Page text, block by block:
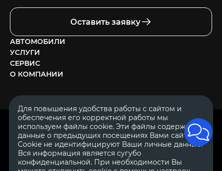
Оставить заявку
АВТОМОБИЛИ
УСЛУГИ
СЕРВИС
О КОМПАНИИ
© 2007—2026 «Диалог Авто» — автосалон. Все права защищены.
Обращаем Ваше внимание на то, что данный Интернет-сайт
носит исключительно информационный характер и ни при
каких условиях не является публичной офертой, определяемой
ОГРН 1111644005153
ИНН 1644062657
Для повышения удобства работы с сайтом и
обеспечения его корректной работы мы
используем файлы cookie. Эти файлы содержат
данные о предыдущих посещениях Вами сайта.
Cookie не идентифицируют Ваши личные данные.
Вся информация является сугубо
конфиденциальной. При необходимости Вы